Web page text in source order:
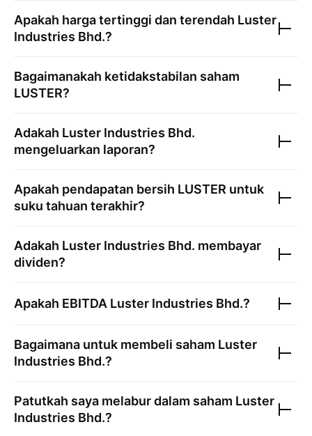
Apakah harga tertinggi dan terendah Luster
Industries Bhd.?
Bagaimanakah ketidakstabilan saham
LUSTER?
Adakah Luster Industries Bhd.
mengeluarkan laporan?
Apakah pendapatan bersih LUSTER untuk
suku tahuan terakhir?
Adakah Luster Industries Bhd. membayar
dividen?
Apakah EBITDA Luster Industries Bhd.?
Bagaimana untuk membeli saham Luster
Industries Bhd.?
Patutkah saya melabur dalam saham Luster
Industries Bhd.?